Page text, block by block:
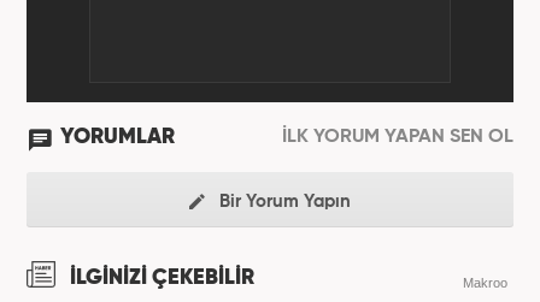
YORUMLAR İLK YORUM YAPAN SEN OL
Bir Yorum Yapın
İLGİNİZİ ÇEKEBİLİR Makroo